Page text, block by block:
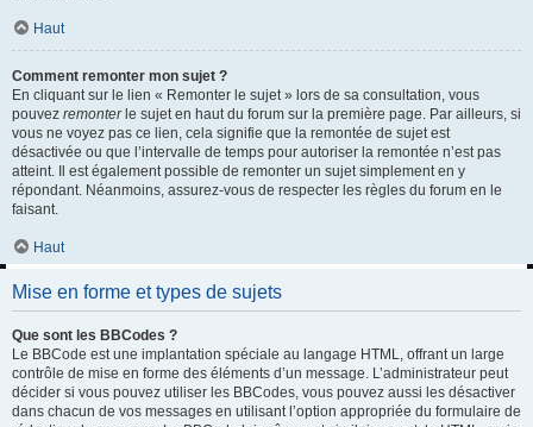
Haut
Comment remonter mon sujet ?
En cliquant sur le lien « Remonter le sujet » lors de sa consultation, vous
pouvez remonterle sujet en haut du forum sur la première page. Par ailleurs, si
vous ne voyez pas ce lien, cela signifie que la remontée de sujet est
désactivée ou que l’intervalle de temps pour autoriser la remontée n’est pas
atteint. Il est également possible de remonter un sujet simplement en y
répondant. Néanmoins, assurez-vous de respecter les règles du forum en le
faisant.
Haut
Mise en forme et types de sujets
Que sont les BBCodes ?
Le BBCode est une implantation spéciale au langage HTML, offrant un large
contrôle de mise en forme des éléments d’un message. L’administrateur peut
décider si vous pouvez utiliser les BBCodes, vous pouvez aussi les désactiver
dans chacun de vos messages en utilisant l’option appropriée du formulaire de